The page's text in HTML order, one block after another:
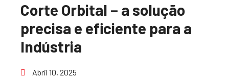
Corte Orbital – a solução
precisa e eficiente para a
Indústria
Abril 10, 2025